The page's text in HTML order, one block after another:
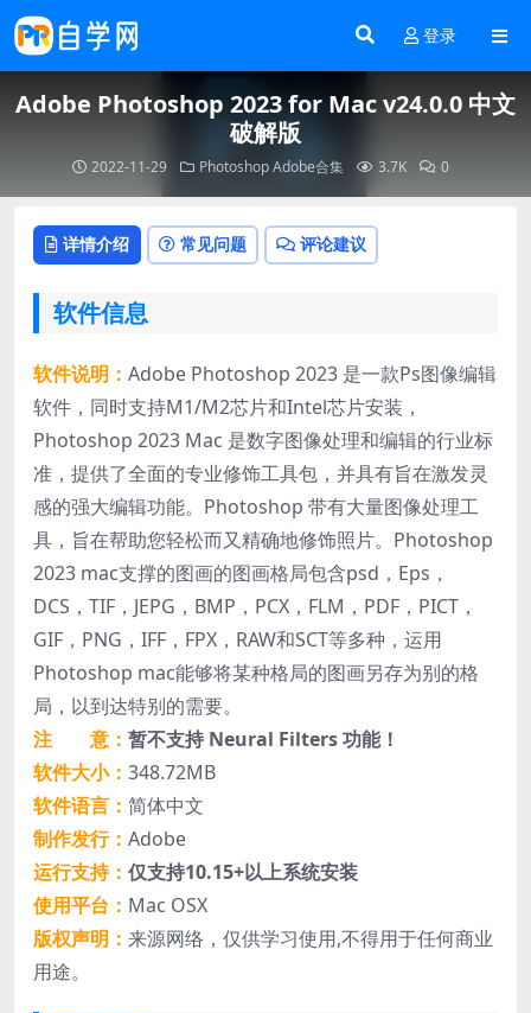
登录
Adobe Photoshop 2023 for Mac v24.0.0 中文
破解版
2022-11-29 PhotoshopAdobe合集 3.7K 0
详情介绍 常见问题 评论建议
软件信息
软件说明： Adobe Photoshop 2023 是一款Ps图像编辑
软件，同时支持M1/M2芯片和Intel芯片安装，
Photoshop 2023 Mac 是数字图像处理和编辑的行业标
准，提供了全面的专业修饰工具包，并具有旨在激发灵
感的强大编辑功能。Photoshop 带有大量图像处理工
具，旨在帮助您轻松而又精确地修饰照片。Photoshop
2023 mac支撑的图画的图画格局包含psd，Eps，
DCS，TIF，JEPG，BMP，PCX，FLM，PDF，PICT，
GIF，PNG，IFF，FPX，RAW和SCT等多种，运用
Photoshop mac能够将某种格局的图画另存为别的格
局，以到达特别的需要。
注 意： 暂不支持 Neural Filters 功能！
软件大小： 348.72MB
软件语言： 简体中文
制作发行： Adobe
运行支持： 仅支持10.15+以上系统安装
使用平台： Mac OSX
版权声明： 来源网络，仅供学习使用,不得用于任何商业
用途。